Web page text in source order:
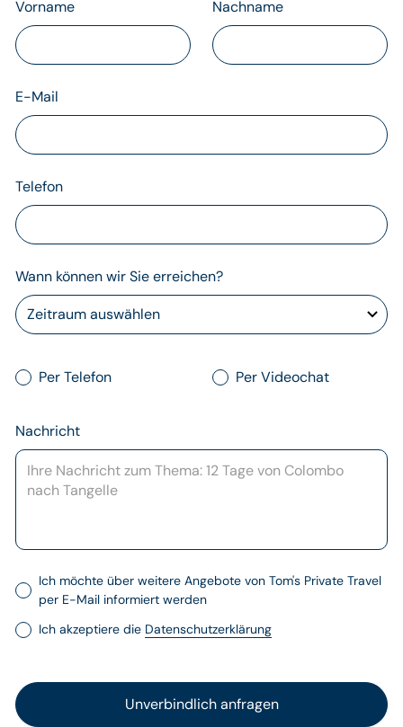
Vorname Nachname
E-Mail
Telefon
Wann können wir Sie erreichen?
Per Telefon Per Videochat
Nachricht
Ich möchte über weitere Angebote von Tom's Private Travel
per E-Mail informiert werden
Ich akzeptiere die Datenschutzerklärung